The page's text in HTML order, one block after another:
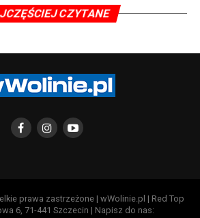
CZYTANE
prawa zastrzeżone | wWolinie.pl | Red Top
6, 71-441 Szczecin | Napisz do nas: